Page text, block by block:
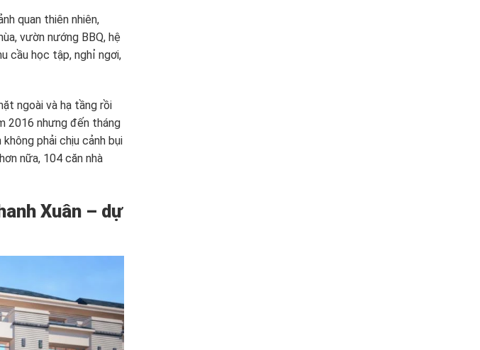
quan thiên nhiên,
vườn nướng BBQ, hệ
cầu học tập, nghỉ ngơi,
ngoài và hạ tầng rồi
2016 nhưng đến tháng
phải chịu cảnh bụi
nữa, 104 căn nhà
Xuân – dự